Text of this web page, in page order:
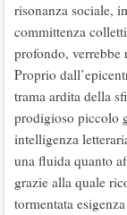
risonanza sociale,
committenza
profondo, verrebbe
Proprio
trama ardita della
prodigioso piccolo
intelligenza
una fluida quanto
grazie alla quale
tormentata